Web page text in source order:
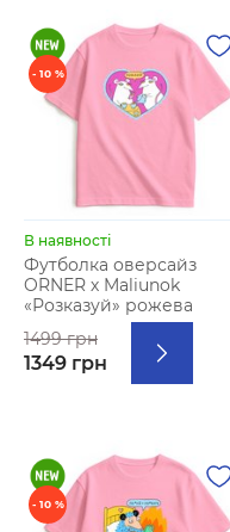
- 10 %
В наявності
Футболка оверсайз
ORNER х Maliunok
«Розказуй» рожева
1499 грн
1349 грн
- 10 %